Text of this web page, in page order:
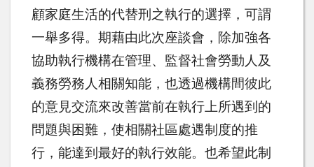
顧家庭生活的代替刑之執行的選擇，可謂
一舉多得。期藉由此次座談會，除加強各
協助執行機構在管理、監督社會勞動人及
義務勞務人相關知能，也透過機構間彼此
的意見交流來改善當前在執行上所遇到的
問題與困難，使相關社區處遇制度的推
行，能達到最好的執行效能。也希望此制